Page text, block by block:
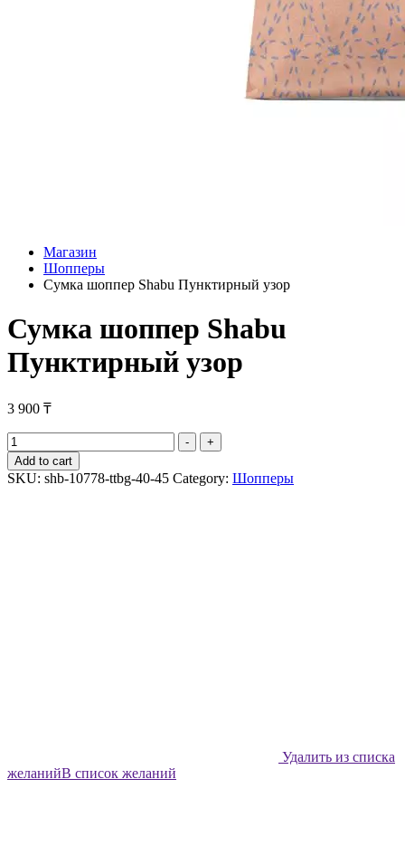
Магазин
Шопперы
Сумка шоппер Shabu Пунктирный узор
Сумка шоппер Shabu
Пунктирный узор
3 900 ₸
Сумка
шоппер
Shabu
Пунктирный
-
+
Add to cart
SKU: shb-10778-ttbg-40-45 Category: Шопперы
Удалить из списка
желанийВ список желаний